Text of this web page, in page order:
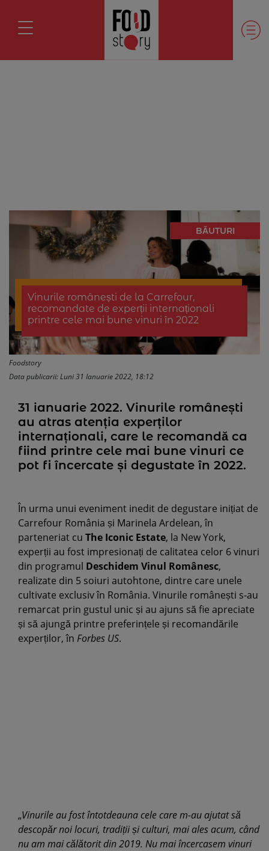
BĂUTURI
Vinurile românești de la Carrefour,
recomandate de experții internaționali
printre cele mai bune vinuri în 2022
Foodstory
Data publicarii: Luni 31 Ianuarie 2022, 18:12
31 ianuarie 2022. Vinurile românești
au atras atenția experților
internaționali, care le recomandă ca
fiind printre cele mai bune vinuri ce
pot fi încercate și degustate în 2022.
În urma unui eveniment inedit de degustare inițiat de
Carrefour România și Marinela Ardelean, în
parteneriat cu The Iconic Estate, la New York,
experții au fost impresionați de calitatea celor 6 vinuri
din programul Deschidem Vinul Românesc,
realizate din 5 soiuri autohtone, dintre care unele
cultivate exclusiv în România. Vinurile românești s-au
remarcat prin gustul unic și au ajuns să fie apreciate
și să ajungă printre preferințele și recomandările
experților, în Forbes US.
„Vinurile au fost întotdeauna cele care m-au ajutat să
descopăr noi locuri, tradiții și culturi, mai ales acum, când
nu am mai călătorit din 2019. Nu mai încercasem vinuri